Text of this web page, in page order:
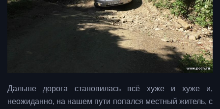
Дальше дорога становилась всё хуже и хуже и,
неожиданно, на нашем пути попался местный житель, с